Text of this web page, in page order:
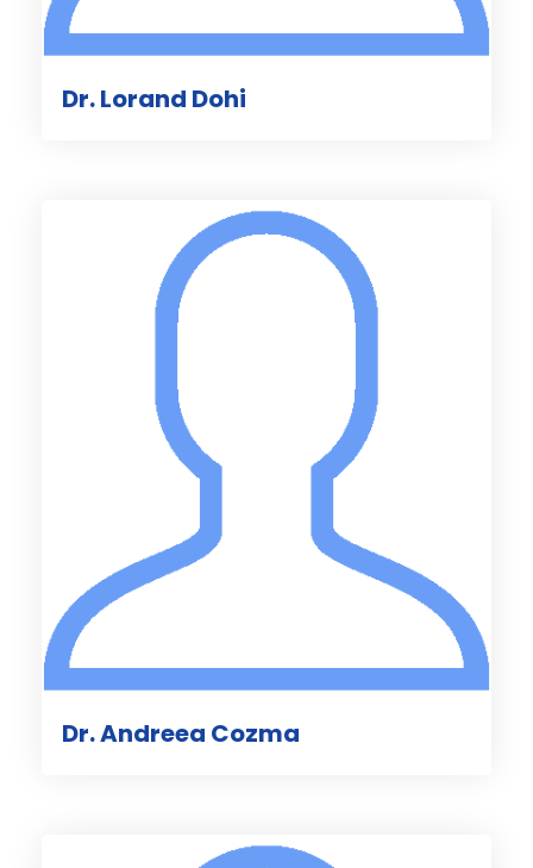
Dr. Lorand Dohi
Dr. Andreea Cozma